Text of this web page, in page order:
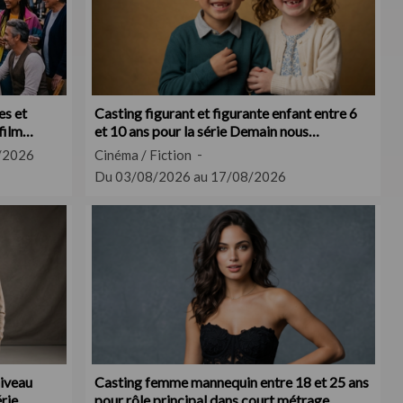
et
Casting figurant et figurante enfant entre 6
et 10 ans pour la série Demain nous
appartient
Cinéma / Fiction
Du 03/08/2026 au 17/08/2026
Casting femme mannequin entre 18 et 25 ans